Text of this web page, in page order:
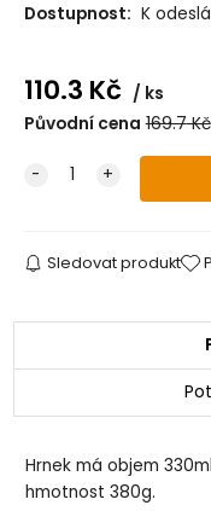
Dostupnost: K
110.3 Kč
ks
Původní cena 169.7Kč
Sledovat produkt
Hrnek má objem
hmotnost 380g.